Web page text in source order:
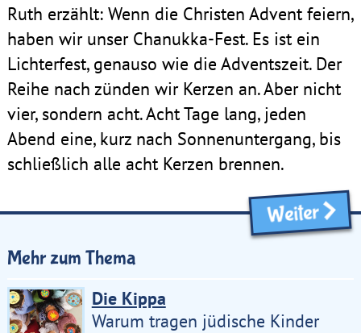
Ruth erzählt: Wenn die Christen Advent feiern,
haben wir unser Chanukka-Fest. Es ist ein
Lichterfest, genauso wie die Adventszeit. Der
Reihe nach zünden wir Kerzen an. Aber nicht
vier, sondern acht. Acht Tage lang, jeden
Abend eine, kurz nach Sonnenuntergang, bis
schließlich alle acht Kerzen brennen.
Weiter
Mehr zum Thema
Die Kippa
Warum tragen jüdische Kinder